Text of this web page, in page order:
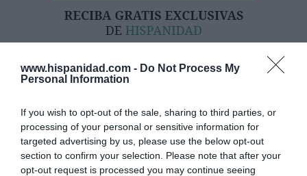
www.hispanidad.com - Do Not Process My
Personal Information
If you wish to opt-out of the sale, sharing to third parties, or
processing of your personal or sensitive information for
targeted advertising by us, please use the below opt-out
section to confirm your selection. Please note that after your
opt-out request is processed you may continue seeing
Hoy destacamos
SOCIEDAD